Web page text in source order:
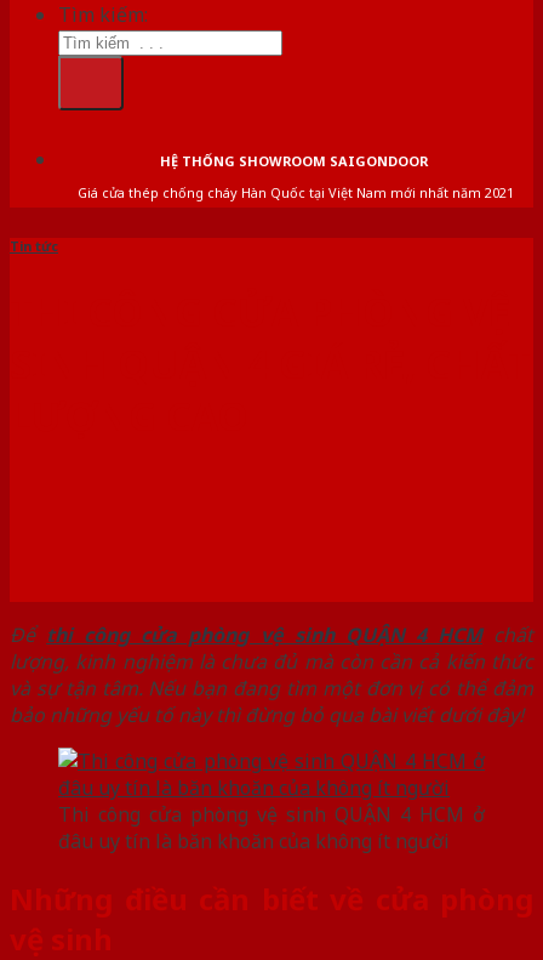
Tìm kiếm:
HỆ THỐNG SHOWROOM SAIGONDOOR
Giá cửa thép chống cháy Hàn Quốc tại Việt Nam mới nhất năm 2021
Tin tức
Để thi công cửa phòng vệ sinh QUẬN 4 HCMchất
lượng, kinh nghiệm là chưa đủ mà còn cần cả kiến thức
và sự tận tâm. Nếu bạn đang tìm một đơn vị có thể đảm
bảo những yếu tố này thì đừng bỏ qua bài viết dưới đây!
Thi công cửa phòng vệ sinh QUẬN 4 HCM ở
đâu uy tín là băn khoăn của không ít người
Những điều cần biết về cửa phòng
vệ sinh